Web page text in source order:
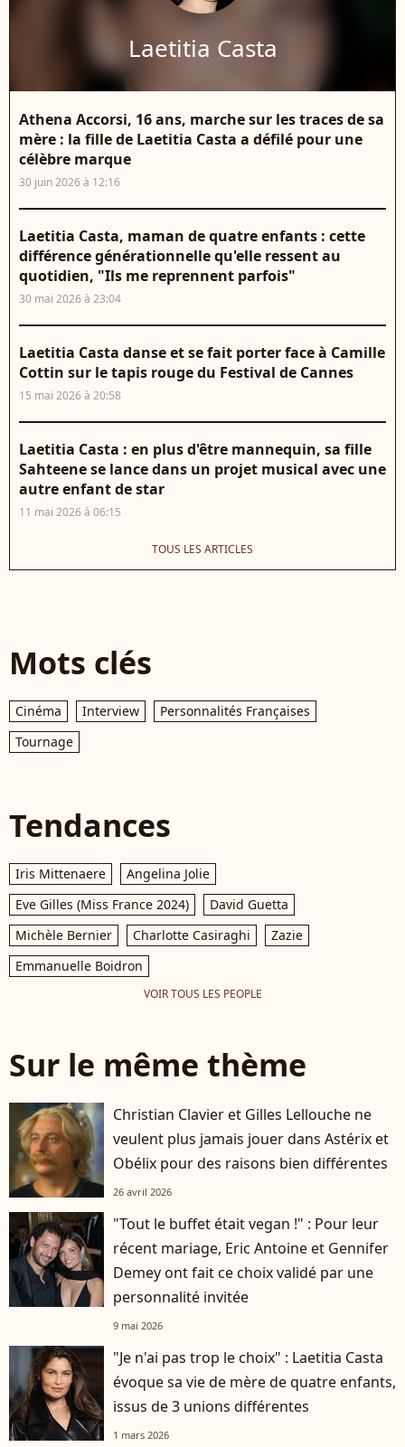
Laetitia Casta
Athena Accorsi, 16 ans, marche sur les traces de sa
mère : la fille de Laetitia Casta a défilé pour une
célèbre marque
30 juin 2026 à 12:16
Laetitia Casta, maman de quatre enfants : cette
différence générationnelle qu'elle ressent au
quotidien, "Ils me reprennent parfois"
30 mai 2026 à 23:04
Laetitia Casta danse et se fait porter face à Camille
Cottin sur le tapis rouge du Festival de Cannes
15 mai 2026 à 20:58
Laetitia Casta : en plus d'être mannequin, sa fille
Sahteene se lance dans un projet musical avec une
autre enfant de star
11 mai 2026 à 06:15
TOUS LES ARTICLES
Mots clés
Cinéma Interview
Personnalités Françaises
Tournage
Tendances
Iris Mittenaere
Angelina Jolie
Eve Gilles (Miss France 2024)
David Guetta
Michèle Bernier
Charlotte Casiraghi
Zazie
Emmanuelle Boidron
VOIR TOUS LES PEOPLE
Sur le même thème
Christian Clavier et Gilles Lellouche ne
veulent plus jamais jouer dans Astérix et
Obélix pour des raisons bien différentes
26 avril 2026
"Tout le buffet était vegan !" : Pour leur
récent mariage, Eric Antoine et Gennifer
Demey ont fait ce choix validé par une
personnalité invitée
9 mai 2026
"Je n'ai pas trop le choix" : Laetitia Casta
évoque sa vie de mère de quatre enfants,
issus de 3 unions différentes
1 mars 2026